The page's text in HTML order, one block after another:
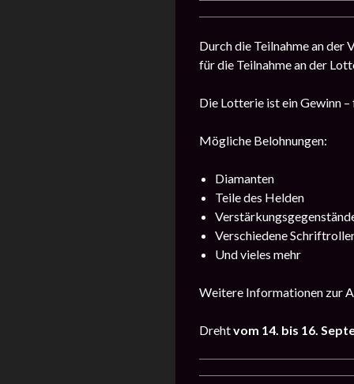
Durch die Teilnahme an
für die Teilnahme an der
Die Lotterie ist ein Gewinn
Mögliche Belohnungen:
Diamanten
Teile des Helden
Verschiedene
Und vieles mehr
Weitere Informationen zur
Drehtvom 14. bis 16.